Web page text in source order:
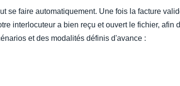
se faire automatiquement. Une fois la facture
interlocuteur a bien reçu et ouvert le fichier, afin
et des modalités définis d'avance :